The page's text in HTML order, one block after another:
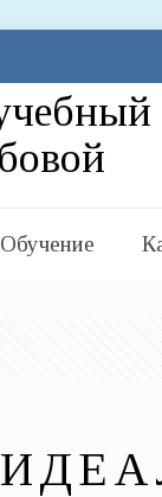
Обучение